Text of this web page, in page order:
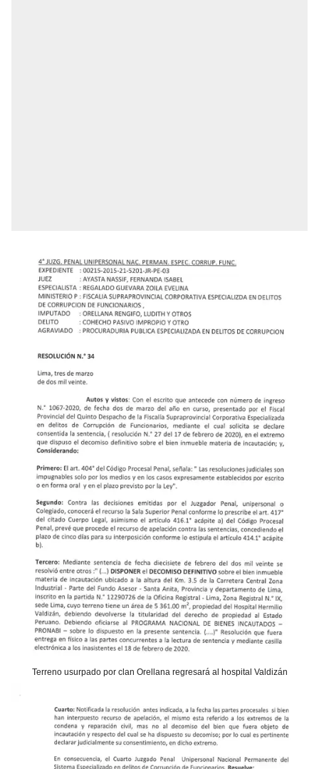
Terreno usurpado por clan Orellana regresará al hospital Valdizán